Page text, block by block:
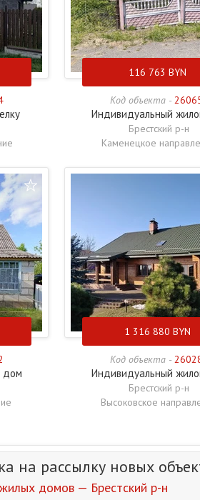
116 763 BYN
Код объекта -
Индивидуальный
Брестский р-н
Каменецкое
дом
1 316 880 BYN
Код объекта -
Индивидуальный
Брестский р-н
Высоковское
на рассылку новых
домов — Брестский р-н